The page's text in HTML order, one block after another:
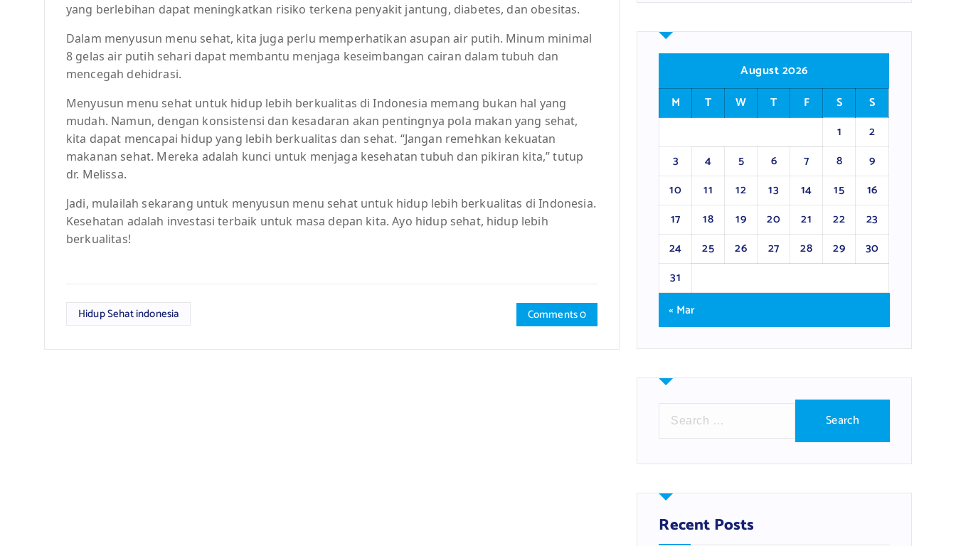
yang berlebihan dapat meningkatkan risiko terkena penyakit jantung, diabetes, dan obesitas.
Dalam menyusun menu sehat, kita juga perlu memperhatikan asupan air putih. Minum minimal
8 gelas air putih sehari dapat membantu menjaga keseimbangan cairan dalam tubuh dan
mencegah dehidrasi.
Menyusun menu sehat untuk hidup lebih berkualitas di Indonesia memang bukan hal yang
mudah. Namun, dengan konsistensi dan kesadaran akan pentingnya pola makan yang sehat,
kita dapat mencapai hidup yang lebih berkualitas dan sehat. “Jangan remehkan kekuatan
makanan sehat. Mereka adalah kunci untuk menjaga kesehatan tubuh dan pikiran kita,” tutup
dr. Melissa.
Jadi, mulailah sekarang untuk menyusun menu sehat untuk hidup lebih berkualitas di Indonesia.
Kesehatan adalah investasi terbaik untuk masa depan kita. Ayo hidup sehat, hidup lebih
berkualitas!
Hidup Sehat indonesia Comments 0
August 2026
M
T W T F S
S
1
2
3
4 5 6 7 8
9
10
11 12 13 14 15
16
17
18 19 20 21 22
23
24
25 26 27 28 29
30
31
« Mar
r
h
f
o
Recent Posts